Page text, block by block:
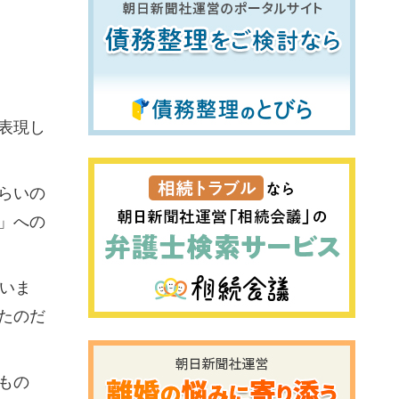
現し
いの
への
ま
のだ
の